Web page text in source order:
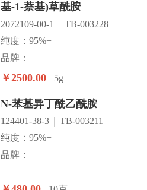
基-1-萘基)草酰胺
2072109-00-1
TB-003228
纯度：95%+
品牌：
￥2500.00 5g
N-苯基异丁酰乙酰胺
124401-38-3
TB-003211
纯度：95%+
品牌：